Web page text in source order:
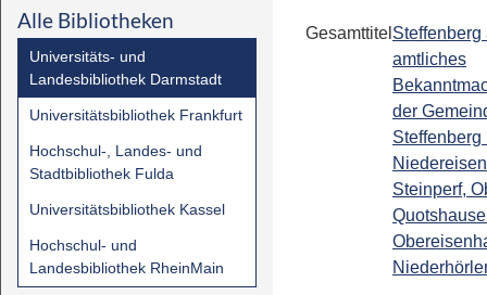
Alle Bibliotheken
Universitäts- und
Landesbibliothek Darmstadt
Universitätsbibliothek Frankfurt
Hochschul-, Landes- und
Stadtbibliothek Fulda
Universitätsbibliothek Kassel
Hochschul- und
Landesbibliothek RheinMain
Gesamttitel Steffenberg
amtliches
der
Steffenberg
Steinperf,